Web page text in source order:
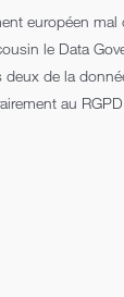
européen
le Data
de la
au